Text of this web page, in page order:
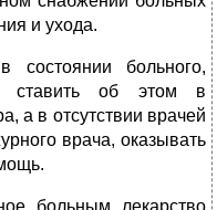
и ухода.
больного,
ставить об этом в
а в отсутствии врачей
врача, оказывать